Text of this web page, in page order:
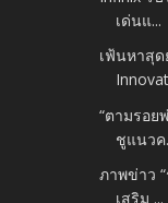
เด่นแ...
เฟ้นหาสุด
“ตามรอย
ชูแนวค
ภาพข่าว
เสริม ...